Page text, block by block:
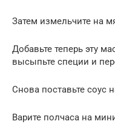
Затем измельчите на
Добавьте теперь эту
высыпьте специи и
Снова поставьте соус
Варите полчаса на